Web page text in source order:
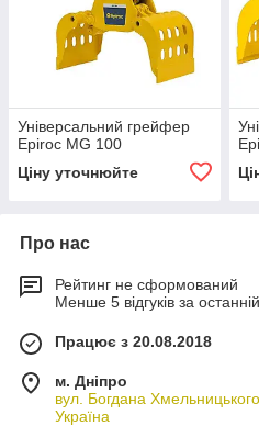
Універсальний грейфер
Epiroc MG 100
Ціну уточнюйте
Про нас
Рейтинг не сформований
Менше 5 відгуків за
Працює з 20.08.2018
м. Дніпро
вул. Богдана
Україна